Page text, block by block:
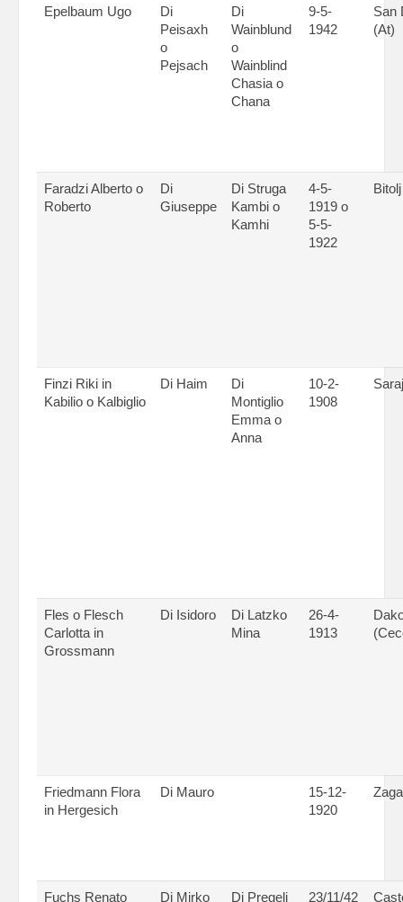
Epelbaum Ugo
Di
Peisaxh
o
Pejsach
Di
Wainblund
o
Wainblind
Chasia o
Chana
9-5-
1942
San
(At)
Faradzi Alberto o
Roberto
Di
Giuseppe
Di Struga
Kambi o
Kamhi
4-5-
1919 o
5-5-
1922
Bitolj
Finzi Riki in
Kabilio o Kalbiglio
Di Haim
Di
Montiglio
Emma o
Anna
10-2-
1908
Fles o Flesch
Carlotta in
Grossmann
Di Isidoro
Di Latzko
Mina
26-4-
1913
Friedmann Flora
in Hergesich
Di Mauro
15-12-
1920
Fuchs Renato Di Mirko Di Pregeli 23/11/42